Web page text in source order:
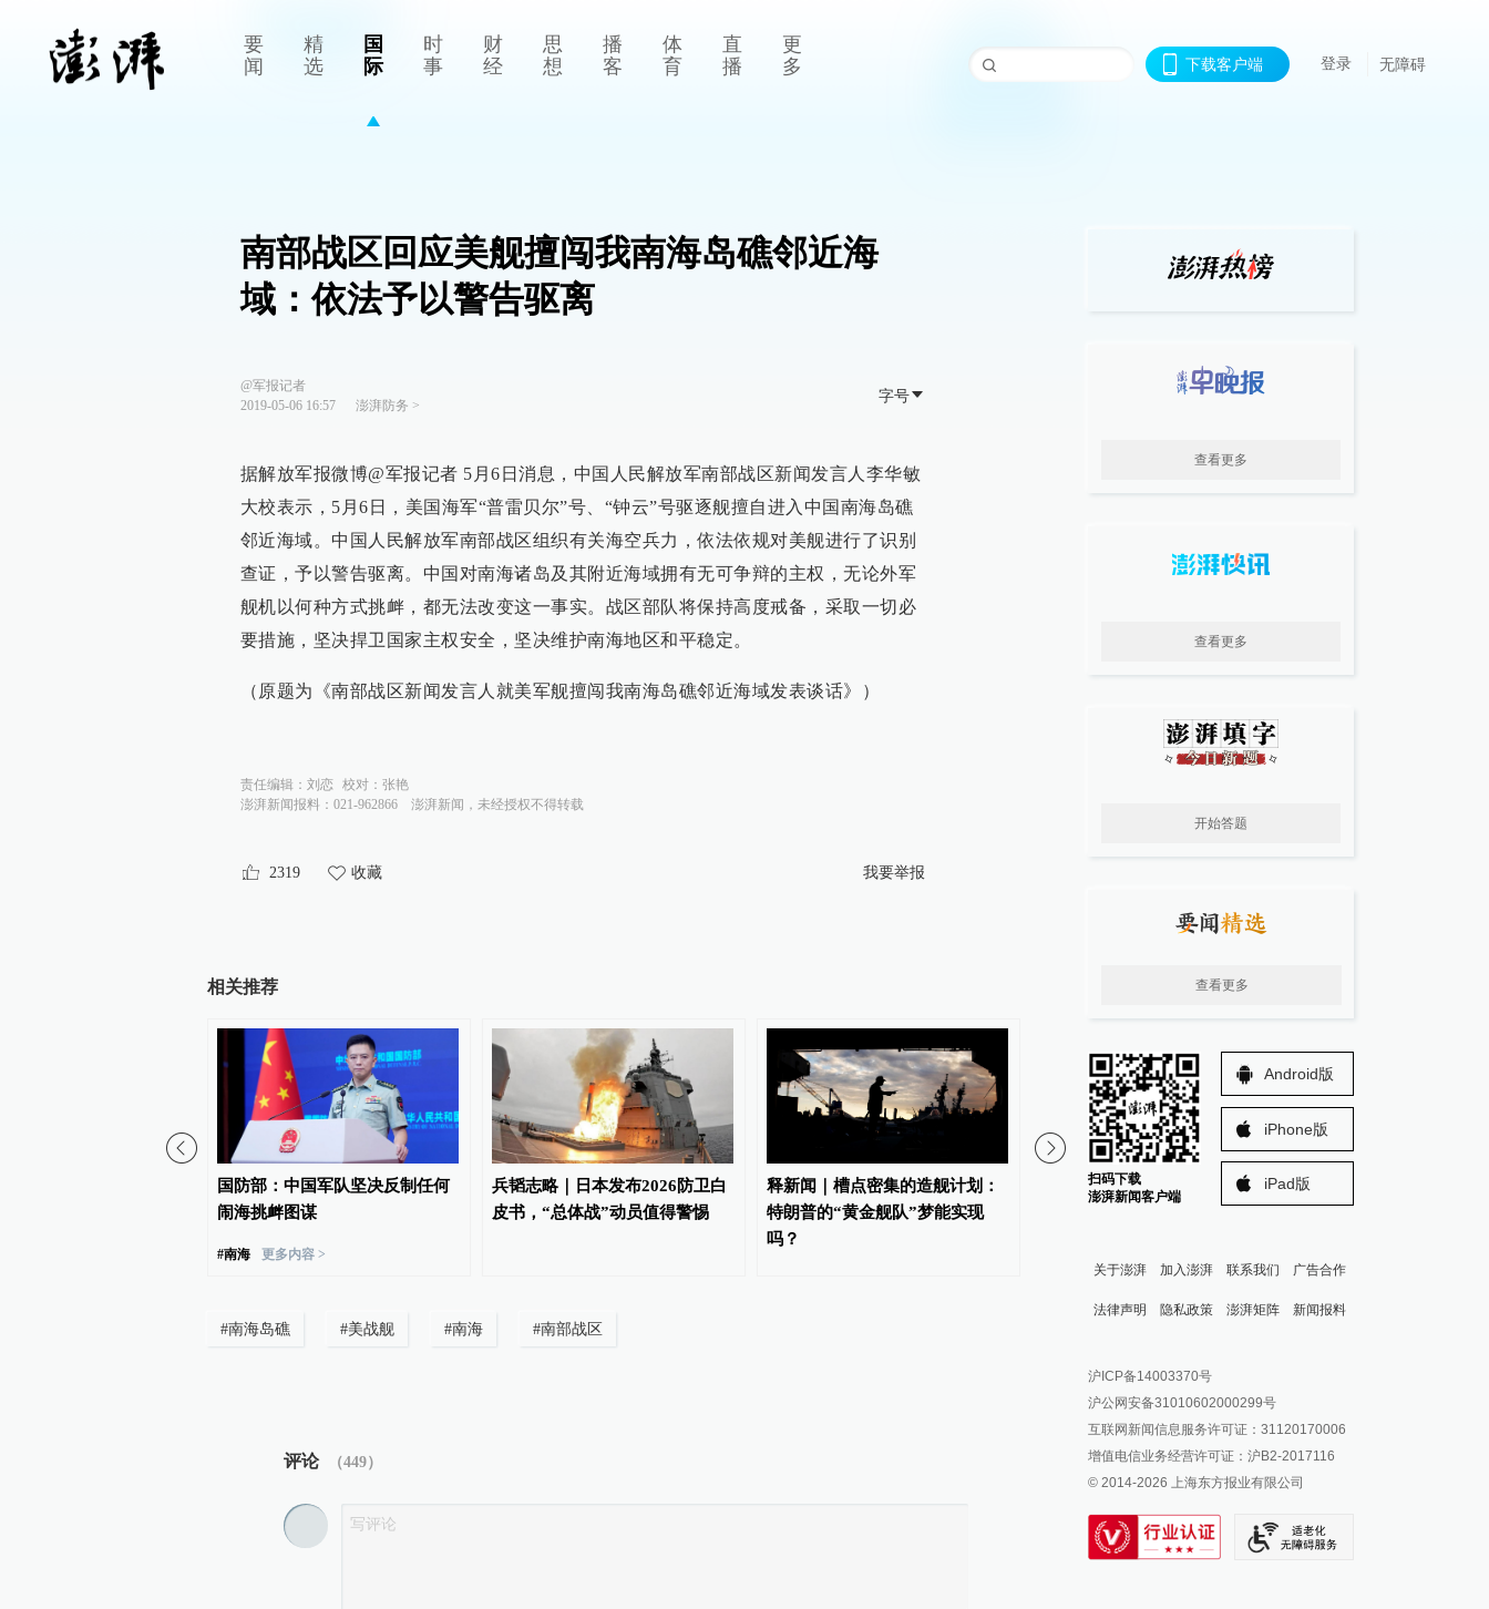
要
闻
精
选
国
际
时
事
财
经
思
想
播
客
体
育
直
播
更
多
下载客户端 登录 无障碍
南部战区回应美舰擅闯我南海岛礁邻近海
域：依法予以警告驱离
@军报记者
2019-05-06 16:57
澎湃防务 >
字号
据解放军报微博@军报记者 5月6日消息，中国人民解放军南部战区新闻发言人李华敏
大校表示，5月6日，美国海军“普雷贝尔”号、“钟云”号驱逐舰擅自进入中国南海岛礁
邻近海域。中国人民解放军南部战区组织有关海空兵力，依法依规对美舰进行了识别
查证，予以警告驱离。中国对南海诸岛及其附近海域拥有无可争辩的主权，无论外军
舰机以何种方式挑衅，都无法改变这一事实。战区部队将保持高度戒备，采取一切必
要措施，坚决捍卫国家主权安全，坚决维护南海地区和平稳定。
（原题为《南部战区新闻发言人就美军舰擅闯我南海岛礁邻近海域发表谈话》）
责任编辑： 刘恋 校对： 张艳
澎湃新闻报料：021-962866
澎湃新闻，未经授权不得转载
2319 收藏 我要举报
相关推荐
国防部：中国军队坚决反制任何
闹海挑衅图谋
#南海 更多内容 >
兵韬志略｜日本发布2026防卫白
皮书，“总体战”动员值得警惕
释新闻｜槽点密集的造舰计划：
特朗普的“黄金舰队”梦能实现
吗？
技术派｜新攻击型核潜艇发展引
#南海岛礁 #美战舰 #南海 #南部战区
评论 （449）
查看更多
查看更多
开始答题
查看更多
扫码下载
澎湃新闻客户端
Android版
iPhone版
iPad版
关于澎湃 加入澎湃 联系我们 广告合作
法律声明 隐私政策 澎湃矩阵
澎湃新闻公众号
澎湃新闻抖音号
派生万物开放平台
IP SHANGHAI
SIXTH TONE
新闻报料
报料邮箱: news@thepaper.cn
沪ICP备14003370号
沪公网安备31010602000299号
互联网新闻信息服务许可证：31120170006
增值电信业务经营许可证：沪B2-2017116
© 2014-2026 上海东方报业有限公司